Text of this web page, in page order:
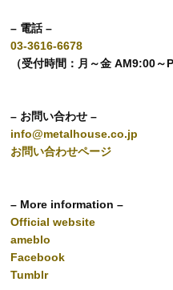
– 電話 –
03-3616-6678
（受付時間：月～金 AM9:00
– お問い合わせ –
info@metalhouse.co.jp
お問い合わせページ
– More information –
Official website
ameblo
Facebook
Tumblr